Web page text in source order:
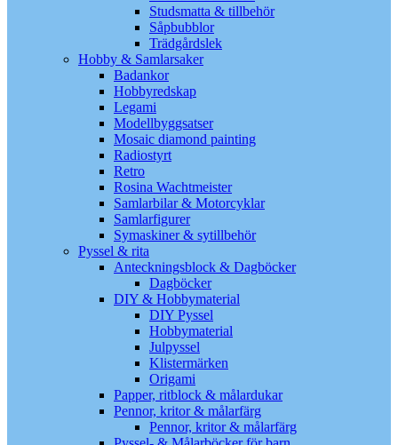
Studsmatta & tillbehör
Såpbubblor
Trädgårdslek
Hobby & Samlarsaker
Badankor
Hobbyredskap
Legami
Modellbyggsatser
Mosaic diamond painting
Radiostyrt
Retro
Rosina Wachtmeister
Samlarbilar & Motorcyklar
Samlarfigurer
Symaskiner & sytillbehör
Pyssel & rita
Anteckningsblock & Dagböcker
Dagböcker
DIY & Hobbymaterial
DIY Pyssel
Hobbymaterial
Julpyssel
Klistermärken
Origami
Papper, ritblock & målardukar
Pennor, kritor & målarfärg
Pennor, kritor & målarfärg